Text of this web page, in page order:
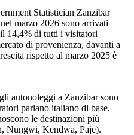
Statistician Zanzibar
marzo 2026 sono arrivati
14,4% di tutti i visitatori
di provenienza, davanti a
rispetto al marzo 2025 è
autonoleggi a Zanzibar sono
parlano italiano di base,
le destinazioni più
Nungwi, Kendwa, Paje).